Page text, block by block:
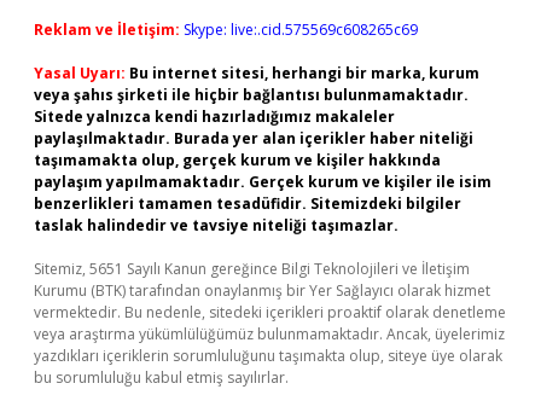
Reklam ve İletişim: Skype: live:.cid.575569c608265c69
Yasal Uyarı: Bu internet sitesi, herhangi bir marka, kurum
veya şahıs şirketi ile hiçbir bağlantısı bulunmamaktadır.
Sitede yalnızca kendi hazırladığımız makaleler
paylaşılmaktadır. Burada yer alan içerikler haber niteliği
taşımamakta olup, gerçek kurum ve kişiler hakkında
paylaşım yapılmamaktadır. Gerçek kurum ve kişiler ile isim
benzerlikleri tamamen tesadüfidir. Sitemizdeki bilgiler
taslak halindedir ve tavsiye niteliği taşımazlar.
Sitemiz, 5651 Sayılı Kanun gereğince Bilgi Teknolojileri ve İletişim
Kurumu (BTK) tarafından onaylanmış bir Yer Sağlayıcı olarak hizmet
vermektedir. Bu nedenle, sitedeki içerikleri proaktif olarak denetleme
veya araştırma yükümlülüğümüz bulunmamaktadır. Ancak, üyelerimiz
yazdıkları içeriklerin sorumluluğunu taşımakta olup, siteye üye olarak
bu sorumluluğu kabul etmiş sayılırlar.